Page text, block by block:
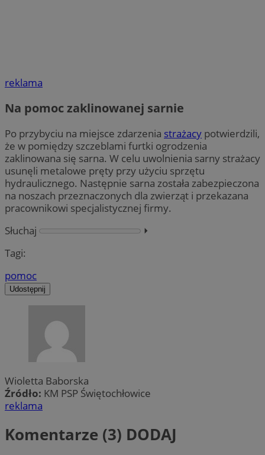
reklama
Na pomoc zaklinowanej sarnie
Po przybyciu na miejsce zdarzenia strażacy potwierdzili,
że w pomiędzy szczeblami furtki ogrodzenia
zaklinowana się sarna. W celu uwolnienia sarny strażacy
usunęli metalowe pręty przy użyciu sprzętu
hydraulicznego. Następnie sarna została zabezpieczona
na noszach przeznaczonych dla zwierząt i przekazana
pracownikowi specjalistycznej firmy.
Słuchaj
⏵︎
Tagi:
pomoc
Udostępnij
Wioletta Baborska
Źródło: KM PSP Świętochłowice
reklama
Komentarze (3) DODAJ